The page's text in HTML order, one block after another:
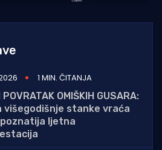
1 MIN. ČITANJA
POVRATAK OMIŠKIH GUSARA:
višegodišnje stanke vraća
ljetna